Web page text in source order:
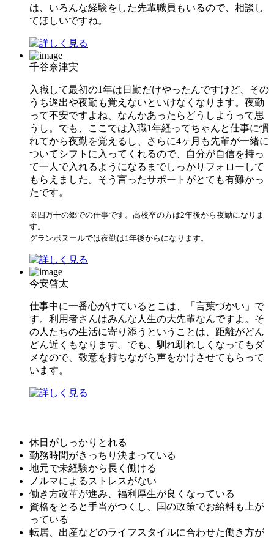
は、いろんな経験をした先輩職員もいるので、相談し
てほしいですね。
千谷奈津実
入職して最初の1年は日勤だけやったんですけど、その
うち遅出や夜勤も覚えないといけなくなります。夜勤
って不安ですよね、なんかあったらどうしようって思
うし。でも、ここでは入職1年経ってちゃんと仕事に慣
れてから夜勤を覚えるし、さらに4ヶ月も先輩が一緒に
ついてシフトに入ってくれるので、自分が自信を持っ
て一人で入れるようになるまでしっかりフォローして
もらえました。そう言ったサポートがとても有難かっ
たです。
※四万十の郷での仕事です。高校卒の方は2年後から夜勤になりま
す。
グランボヌールでは夜勤は1年後からになります。
今安啓太
仕事中に一番心がけているとこは、「言葉づかい」で
す。利用者さんはみんな人生の大先輩なんですよ。そ
の人たちの生活に寄り添うということは、距離がどん
どん近くもなります。でも、馴れ馴れしくなってもダ
メなので、敬意を持ちながら声をかけさせてもらって
います。
休日がしっかりとれる
勤務時間がきっちり決まっている
地元で未経験から長く働ける
ノルマによるストレスがない
働き方改革が進み、福利厚生が良くなっている
資格をとると手当がつくし、国の政策でお給料も上が
っている
転居、出産などのライフスタイルに合わせた働き方が